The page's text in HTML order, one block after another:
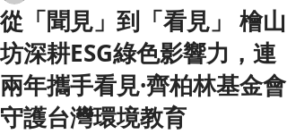
從「聞見」到「看見」 檜山
坊深耕ESG綠色影響力，連
兩年攜手看見·齊柏林基金會
守護台灣環境教育